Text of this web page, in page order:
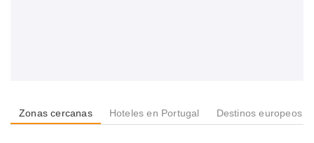
Zonas cercanas Hoteles en Portugal Destinos europeos